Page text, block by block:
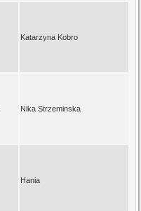
Katarzyna Kobro
Nika Strzeminska
Hania